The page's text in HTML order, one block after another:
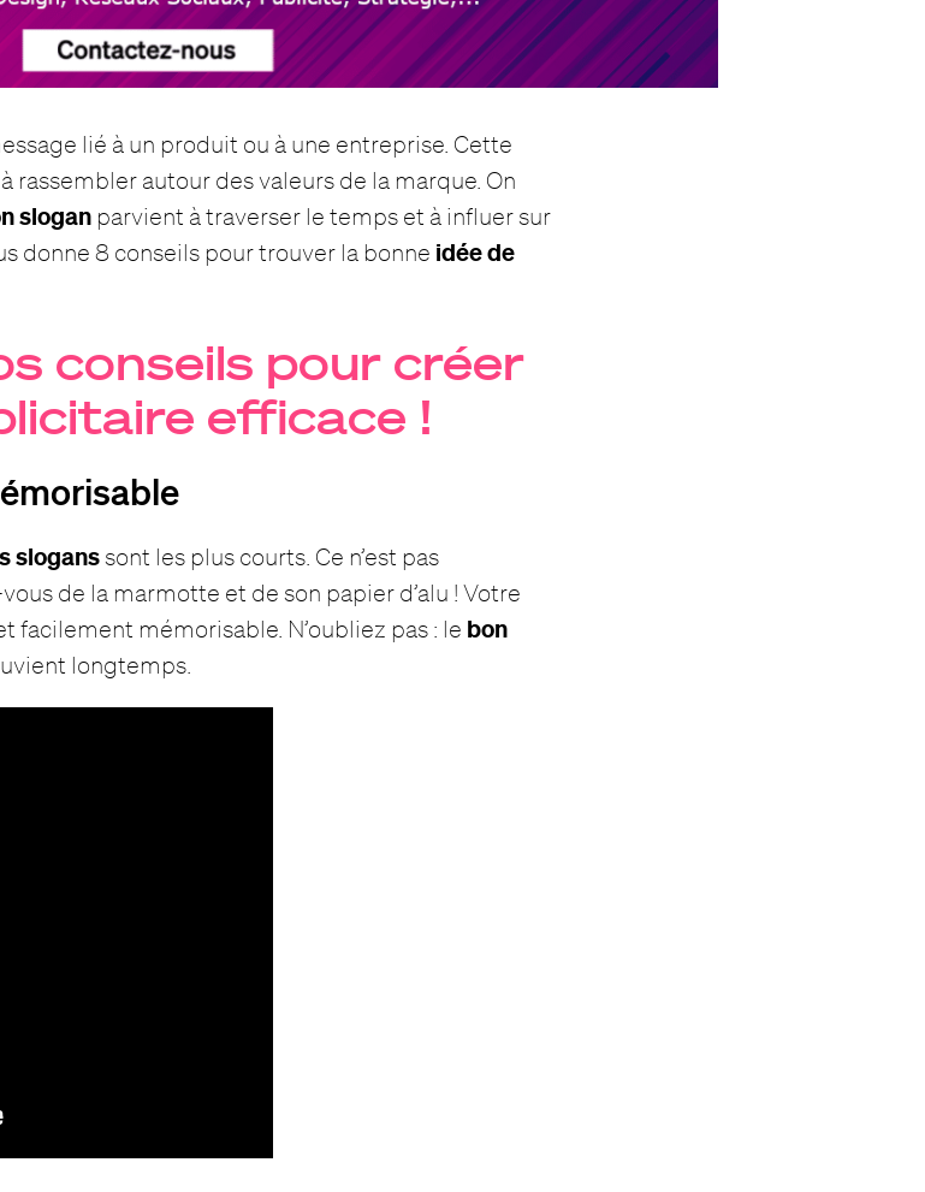
lié à un produit ou à une entreprise. Cette
rassembler autour des valeurs de la marque. On
slogan parvient à traverser le temps et à influer sur
donne 8 conseils pour trouver la bonne idée de
conseils pour créer
efficace !
sloganssont les plus courts. Ce n’est pas
de la marmotte et de son papier d’alu ! Votre
facilement mémorisable. N’oubliez pas : le bon
longtemps.